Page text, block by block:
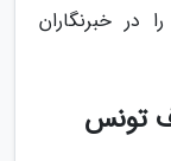
در خبرنگاران
تونس